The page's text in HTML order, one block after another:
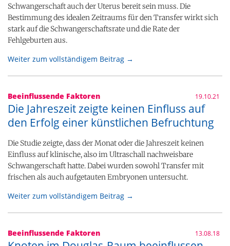
Schwangerschaft auch der Uterus bereit sein muss. Die
Bestimmung des idealen Zeitraums für den Transfer wirkt sich
stark auf die Schwangerschaftsrate und die Rate der
Fehlgeburten aus.
Weiter zum vollständigem Beitrag →
Beeinflussende Faktoren 19.10.21
Die Jahreszeit zeigte keinen Einfluss auf
den Erfolg einer künstlichen Befruchtung
Die Studie zeigte, dass der Monat oder die Jahreszeit keinen
Einfluss auf klinische, also im Ultraschall nachweisbare
Schwangerschaft hatte. Dabei wurden sowohl Transfer mit
frischen als auch aufgetauten Embryonen untersucht.
Weiter zum vollständigem Beitrag →
Beeinflussende Faktoren 13.08.18